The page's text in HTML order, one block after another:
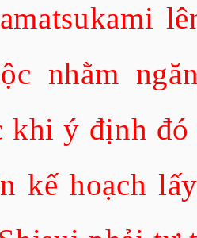
nhằm
khi ý định đó
kế hoạch